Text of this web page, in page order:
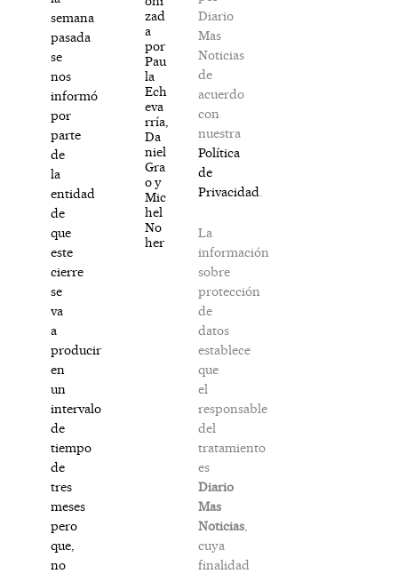
semana
pasada
se
nos
informó
por
parte
de
la
entidad
de
que
este
cierre
se
va
a
producir
en
un
intervalo
de
tiempo
de
tres
meses
pero
que,
no
zad
a
por
Pau
la
Ech
eva
rría,
Da
niel
Gra
o y
Mic
hel
No
her
Diario
Mas
Noticias
de
acuerdo
con
nuestra
Política
de
Privacidad
La
información
sobre
protección
de
datos
establece
que
el
responsable
del
tratamiento
es
Diario
Mas
Noticias,
cuya
finalidad